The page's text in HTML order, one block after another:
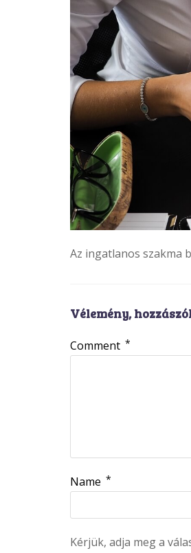
Az ingatlanos szakma
Vélemény,
Comment *
Name *
Kérjük, adja meg a